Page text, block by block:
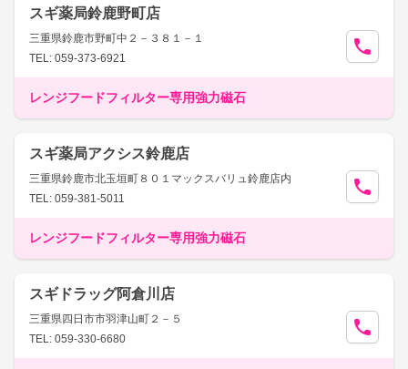
スギ薬局鈴鹿野町店
三重県鈴鹿市野町中２－３８１－１
TEL: 059-373-6921
レンジフードフィルター専用強力磁石
スギ薬局アクシス鈴鹿店
三重県鈴鹿市北玉垣町８０１マックスバリュ鈴鹿店内
TEL: 059-381-5011
レンジフードフィルター専用強力磁石
スギドラッグ阿倉川店
三重県四日市市羽津山町２－５
TEL: 059-330-6680